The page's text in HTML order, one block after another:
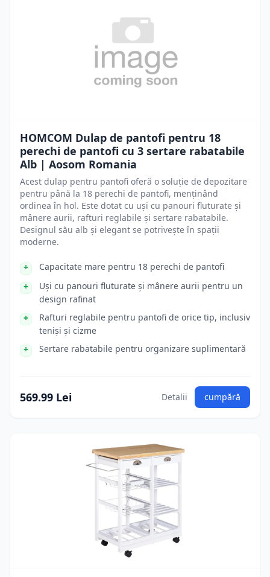
HOMCOM Dulap de pantofi pentru 18
perechi de pantofi cu 3 sertare rabatabile
Alb | Aosom Romania
Acest dulap pentru pantofi oferă o soluție de depozitare
pentru până la 18 perechi de pantofi, menținând
ordinea în hol. Este dotat cu uși cu panouri fluturate și
mânere aurii, rafturi reglabile și sertare rabatabile.
Designul său alb și elegant se potrivește în spații
moderne.
Capacitate mare pentru 18 perechi de pantofi
Uși cu panouri fluturate și mânere aurii pentru un
design rafinat
Rafturi reglabile pentru pantofi de orice tip, inclusiv
teniși și cizme
Sertare rabatabile pentru organizare suplimentară
569.99 Lei Detalii cumpără